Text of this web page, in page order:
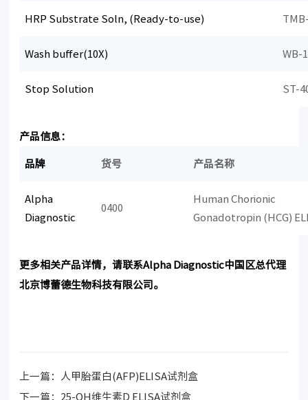
HRP Substrate Soln, (Ready-to-use)
Wash buffer(10X) WB-
Stop Solution ST-
产品信息：
品牌 货号 产品名称
Alpha
Diagnostic
0400
Human Chorionic
Gonadotropin (HCG)
更多相关产品详情，请联系Alpha Diagnostic中国区总代理
北京博蕾德生物科技有限公司。
上一篇：
人甲胎蛋白(AFP)ELISA试剂盒
下一篇： 25-OH维生素D ELISA试剂盒